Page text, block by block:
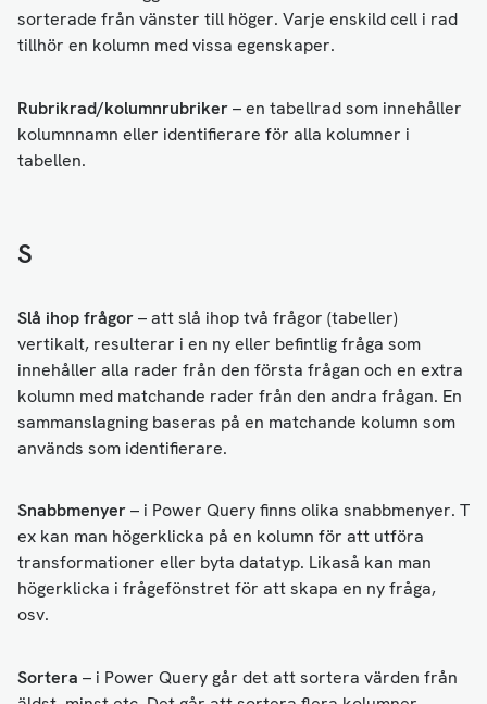
sorterade från vänster till höger. Varje enskild cell i rad
tillhör en kolumn med vissa egenskaper.
Rubrikrad/kolumnrubriker– en tabellrad som innehåller
kolumnnamn eller identifierare för alla kolumner i
tabellen.
S
Slå ihop frågor– att slå ihop två frågor (tabeller)
vertikalt, resulterar i en ny eller befintlig fråga som
innehåller alla rader från den första frågan och en extra
kolumn med matchande rader från den andra frågan. En
sammanslagning baseras på en matchande kolumn som
används som identifierare.
Snabbmenyer– i Power Query finns olika snabbmenyer. T
ex kan man högerklicka på en kolumn för att utföra
transformationer eller byta datatyp. Likaså kan man
högerklicka i frågefönstret för att skapa en ny fråga,
osv.
Sortera – i Power Query går det att sortera värden från